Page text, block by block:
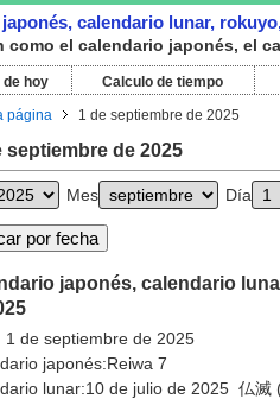
calendario lunar,
como el calendario japonés, el
de hoy Calculo de tiempo
página 1 de septiembre de 2025
septiembre de 2025
Mes Día
japonés, calendario
1 de septiembre de 2025
japonés:Reiwa 7
lunar:10 de julio de 2025 仏滅